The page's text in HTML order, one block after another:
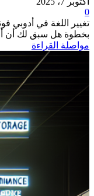
0
تغيير اللغة في أدوبي
بخطوة هل سبق لك أن
مواصلة القراءة